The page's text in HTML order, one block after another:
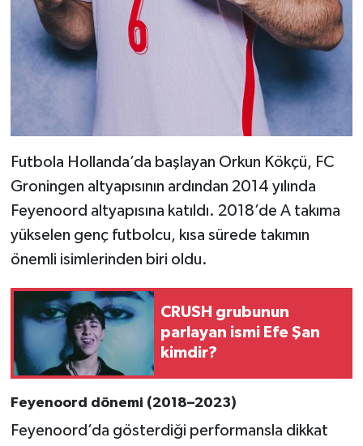
Futbola Hollanda’da başlayan Orkun Kökçü, FC
Groningen altyapısının ardından 2014 yılında
Feyenoord altyapısına katıldı. 2018’de A takıma
yükselen genç futbolcu, kısa sürede takımın
önemli isimlerinden biri oldu.
CRUSH grubunun
parlayan ismi Efe Şan
kimdir?
Feyenoord dönemi (2018–2023)
Feyenoord’da gösterdiği performansla dikkat